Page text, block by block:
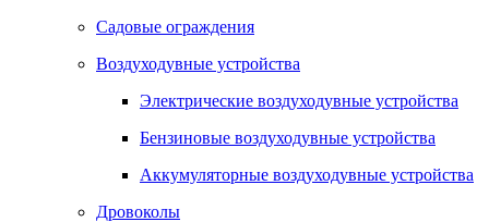
Садовые ограждения
Воздуходувные устройства
Электрические воздуходувные устройства
Бензиновые воздуходувные устройства
Аккумуляторные воздуходувные устройства
Дровоколы